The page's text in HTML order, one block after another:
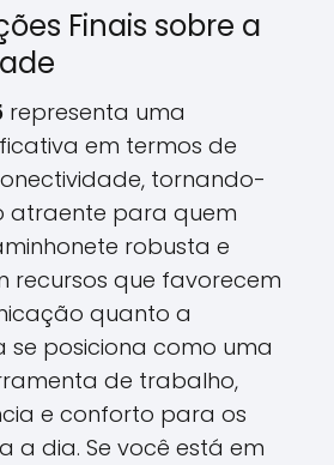
Finais sobre a
representa uma
em termos de
tornando-
atraente para quem
robusta e
recursos que favorecem
quanto a
se posiciona como uma
de trabalho,
e conforto para os
a dia. Se você está em